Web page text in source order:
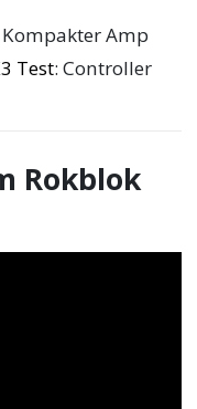
Kompakter Amp
Test: Controller
Rokblok